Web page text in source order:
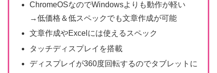
ChromeOSなのでWindowsよりも動作が軽い
→低価格＆低スペックでも文章作成が可能
文章作成やExcelには使えるスペック
タッチディスプレイを搭載
ディスプレイが360度回転するのでタブレットに